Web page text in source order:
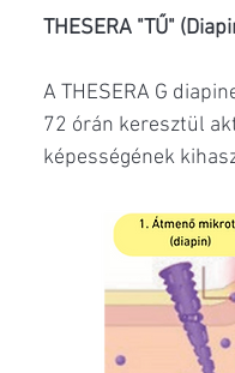
THESERA "TŰ"
A THESERA G
72 órán keresztül
képességének